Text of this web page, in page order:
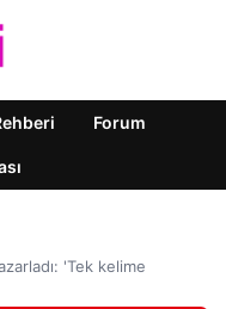
Forum
'Tek kelime